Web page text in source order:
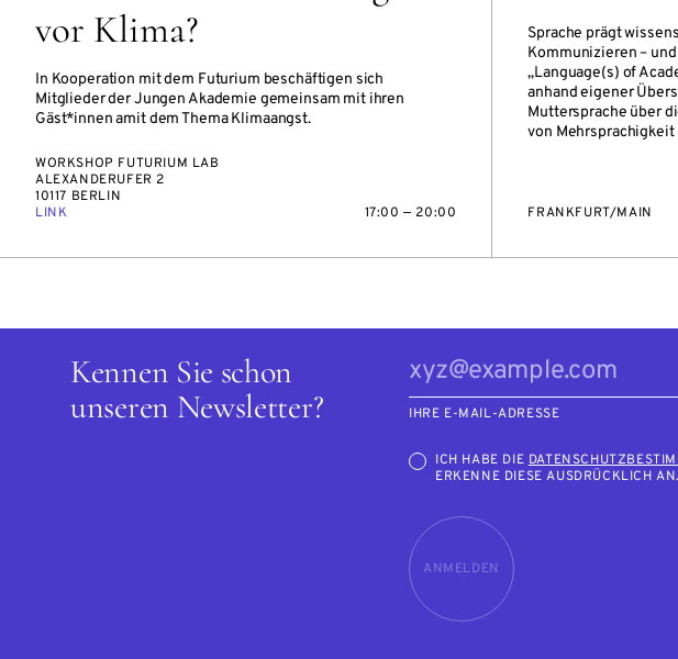
vor Klima?
In Kooperation mit dem Futurium beschäftigen sich
Mitglieder der Jungen Akademie gemeinsam mit ihren
Gäst*innen amit dem Thema Klimaangst.
WORKSHOP FUTURIUM LAB
ALEXANDERUFER 2
10117 BERLIN
LINK
17:00 — 20:00
Sprache prägt
Kommunizieren –
„Language(s) of
anhand eigener
Muttersprache über
von
FRANKFURT/MAIN
Kennen Sie schon
unseren Newsletter?
IHRE E-MAIL-ADRESSE
ICH HABE DIE
ERKENNE DIESE AUSDRÜCKLICH AN.
ANMELDEN